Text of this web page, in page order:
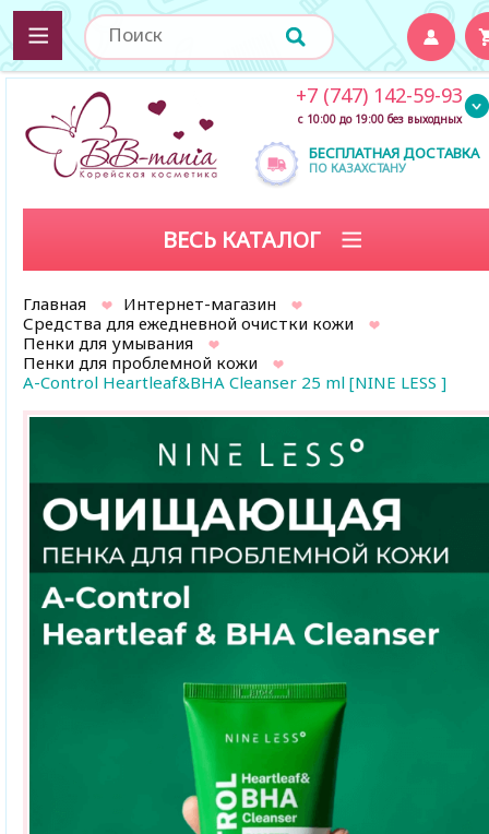
БЕСПЛАТНАЯ ДОСТАВКА
ПО КАЗАХСТАНУ
+7 (747) 142-59-93
с 10:00 до 19:00 без выходных
ВЕСЬ КАТАЛОГ
Главная
Интернет-магазин
Средства для ежедневной очистки кожи
Пенки для умывания
Пенки для проблемной кожи
A-Control Heartleaf&BHA Cleanser 25 ml [NINE LESS ]